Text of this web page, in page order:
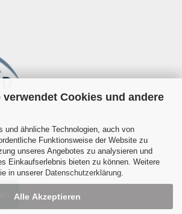
verwendet Cookies und andere
und ähnliche Technologien, auch von
Funktionsweise der Website zu
unseres Angebotes zu analysieren und
Einkaufserlebnis bieten zu können. Weitere
in unserer Datenschutzerklärung.
Alle Akzeptieren